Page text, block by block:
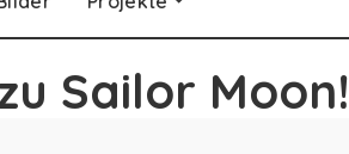
Sailor Moon!